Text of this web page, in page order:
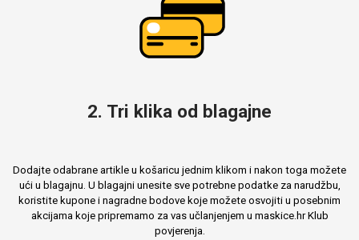
2. Tri klika od blagajne
Dodajte odabrane artikle u košaricu jednim klikom i nakon toga možete
ući u blagajnu. U blagajni unesite sve potrebne podatke za narudžbu,
koristite kupone i nagradne bodove koje možete osvojiti u posebnim
akcijama koje pripremamo za vas učlanjenjem u maskice.hr Klub
povjerenja.